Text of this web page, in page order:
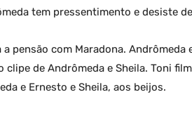
tem pressentimento e desiste
pensão com Maradona.
clipe de Andrômeda e Sheila. Toni
e Ernesto e Sheila, aos beijos.